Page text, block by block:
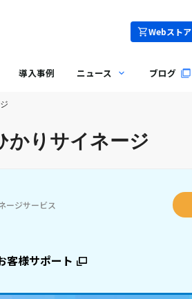
Webストア
導入事例 ニュース ブログ
かりサイネージ
ージサービス
客様サポート